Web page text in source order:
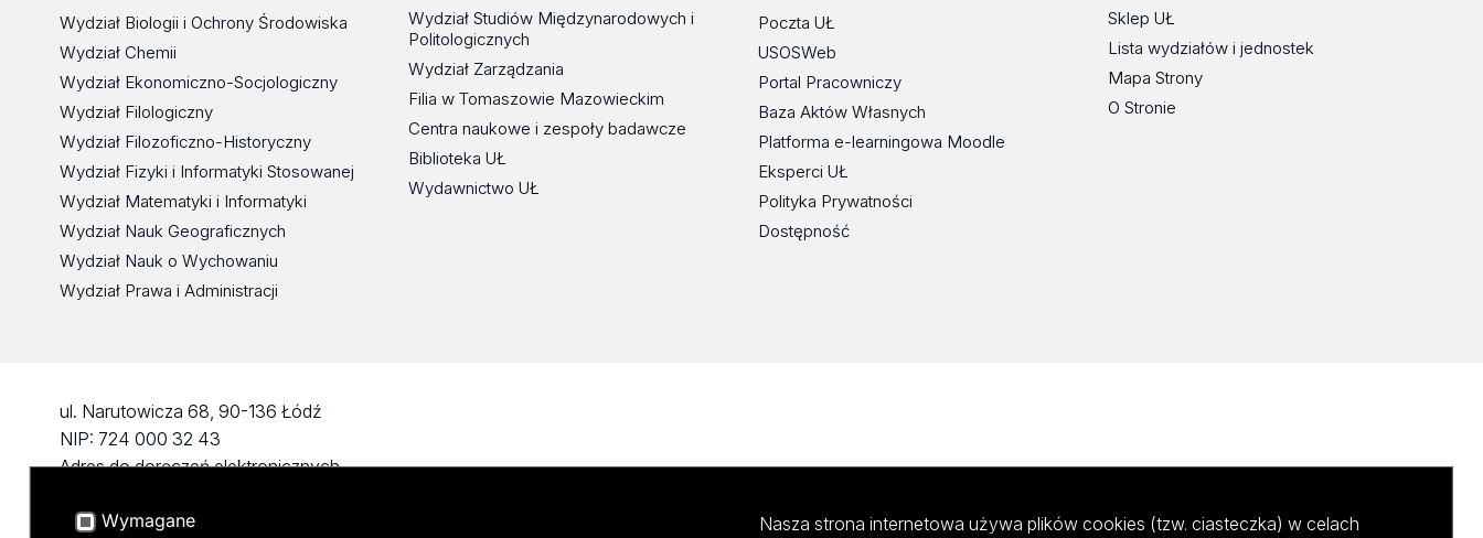
Wydział Biologii i Ochrony Środowiska
Wydział Chemii
Wydział Ekonomiczno-Socjologiczny
Wydział Filologiczny
Wydział Filozoficzno-Historyczny
Wydział Fizyki i Informatyki Stosowanej
Wydział Matematyki i Informatyki
Wydział Nauk Geograficznych
Wydział Nauk o Wychowaniu
Wydział Prawa i Administracji
Wydział Studiów Międzynarodowych i
Politologicznych
Wydział Zarządzania
Filia w Tomaszowie Mazowieckim
Centra naukowe i zespoły badawcze
Biblioteka UŁ
Wydawnictwo UŁ
Poczta UŁ
USOSWeb
Portal Pracowniczy
Baza Aktów Własnych
Platforma e-learningowa Moodle
Eksperci UŁ
Polityka Prywatności
Dostępność
Sklep UŁ
Lista wydziałów i jednostek
Mapa Strony
O Stronie
ul. Narutowicza 68, 90-136 Łódź
NIP: 724 000 32 43
Adres do doręczeń elektronicznych
KONTAKT
Wymagane Nasza strona internetowa używa plików cookies (tzw. ciasteczka) w celach